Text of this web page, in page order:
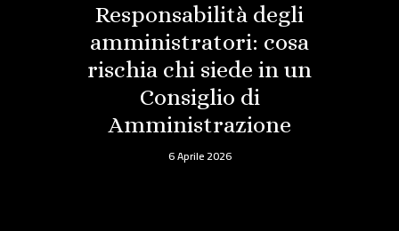
Responsabilità degli
amministratori: cosa
rischia chi siede in un
Consiglio di
Amministrazione
6 Aprile 2026